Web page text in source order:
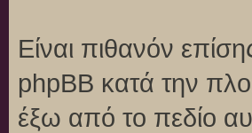
Είναι πιθανόν
phpBB κατά την
έξω από το πεδίο